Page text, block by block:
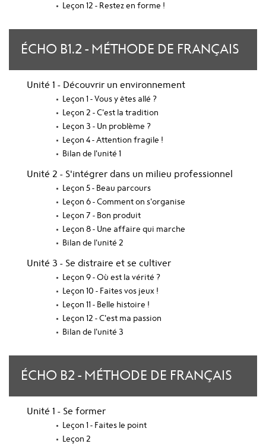
Leçon 12 - Restez en forme !
ÉCHO B1.2 - MÉTHODE DE FRANÇAIS
Unité 1 - Découvrir un environnement
Leçon 1 - Vous y êtes allé ?
Leçon 2 - C'est la tradition
Leçon 3 - Un problème ?
Leçon 4 - Attention fragile !
Bilan de l'unité 1
Unité 2 - S'intégrer dans un milieu professionnel
Leçon 5 - Beau parcours
Leçon 6 - Comment on s'organise
Leçon 7 - Bon produit
Leçon 8 - Une affaire qui marche
Bilan de l'unité 2
Unité 3 - Se distraire et se cultiver
Leçon 9 - Où est la vérité ?
Leçon 10 - Faites vos jeux !
Leçon 11 - Belle histoire !
Leçon 12 - C'est ma passion
Bilan de l'unité 3
ÉCHO B2 - MÉTHODE DE FRANÇAIS
Unité 1 - Se former
Leçon 1 - Faites le point
Leçon 2